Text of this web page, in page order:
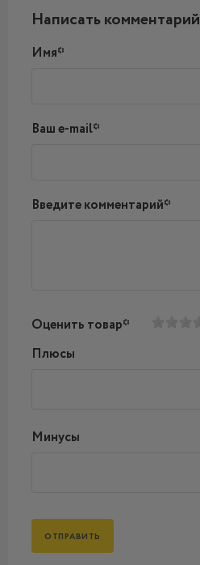
Написать комментарий
Имя*
Ваш e-mail*
Введите комментарий*
Оценить товар*
Плюсы
Минусы